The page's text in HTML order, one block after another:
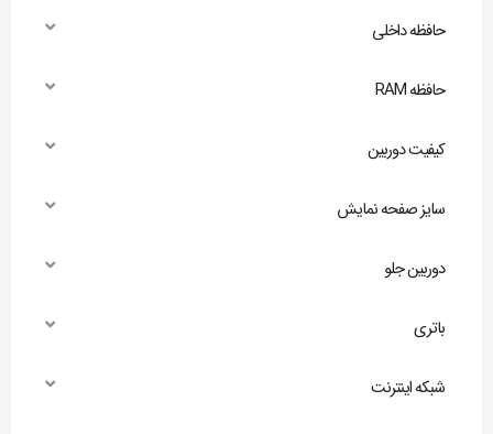
حافظه داخلی
حافظه RAM
کیفیت دوربین
سایز صفحه نمایش
دوربین جلو
باتری
شبکه اینترنت